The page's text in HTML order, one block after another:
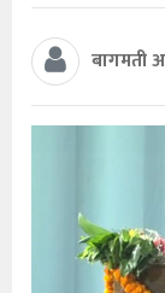
बागमती